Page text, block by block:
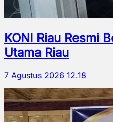
KONI Riau Resmi
Utama Riau
7 Agustus 2026 12.18